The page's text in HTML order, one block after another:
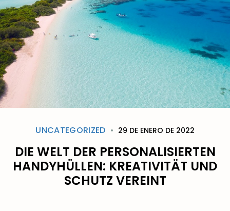
UNCATEGORIZED 29 DE ENERO DE 2022
DIE WELT DER PERSONALISIERTEN
HANDYHÜLLEN: KREATIVITÄT UND
SCHUTZ VEREINT